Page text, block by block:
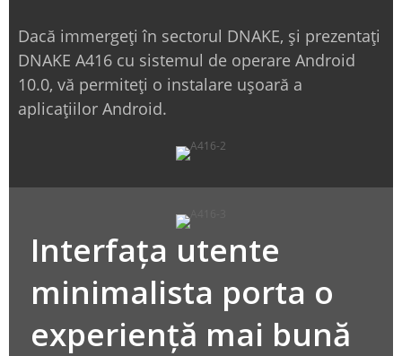
Dacă immergeți în sectorul DNAKE, și prezentați
DNAKE A416 cu sistemul de operare Android
10.0, vă permiteți o instalare ușoară a
aplicațiilor Android.
Interfața utente
minimalista porta o
experiență mai bună